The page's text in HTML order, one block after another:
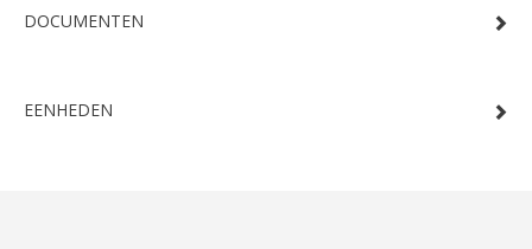
DOCUMENTEN
EENHEDEN